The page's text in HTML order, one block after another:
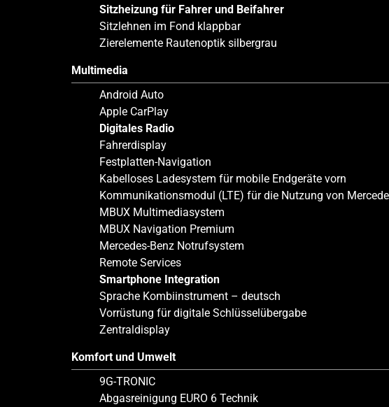
Sitzheizung für Fahrer und Beifahrer
Sitzlehnen im Fond klappbar
Zierelemente Rautenoptik silbergrau
Multimedia
Android Auto
Apple CarPlay
Digitales Radio
Fahrerdisplay
Festplatten-Navigation
Kabelloses Ladesystem für mobile Endgeräte vorn
Kommunikationsmodul (LTE) für die Nutzung von
MBUX Multimediasystem
MBUX Navigation Premium
Mercedes-Benz Notrufsystem
Remote Services
Smartphone Integration
Sprache Kombiinstrument – deutsch
Vorrüstung für digitale Schlüsselübergabe
Zentraldisplay
Komfort und Umwelt
9G-TRONIC
Abgasreinigung EURO 6 Technik